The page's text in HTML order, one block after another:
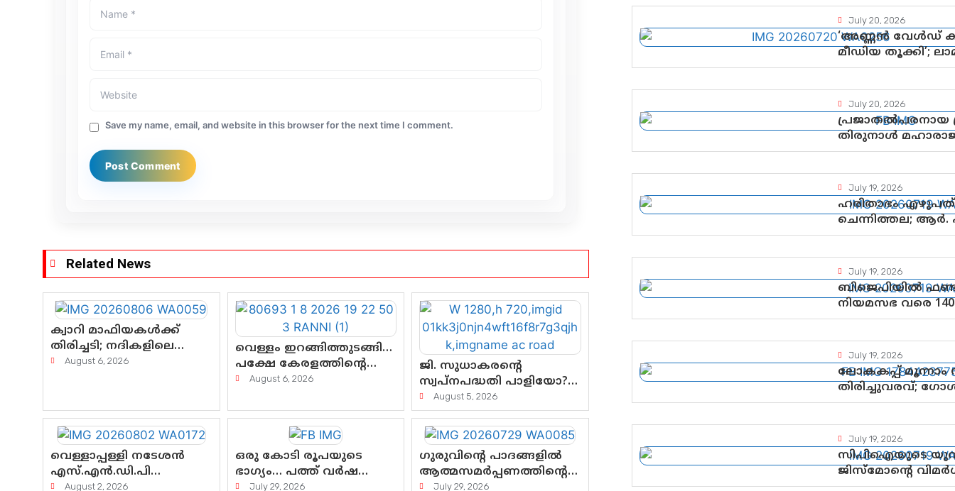
Save my name, email, and website in this browser for the next time I comment.
Related News
ക്വാറി മാഫിയകൾക്ക്
തിരിച്ചടി; നദികളിലെ
മണൽവാരൽ
August 6, 2026
വെള്ളം ഇറങ്ങിത്തുടങ്ങി…
പക്ഷേ കേരളത്തിന്റെ
കണ്ണീരൊലിപ്പ്
August 6, 2026
ജി. സുധാകരന്റെ
സ്വപ്നപദ്ധതി പാളിയോ?
എസി റോഡിന്റെ ആദ്യ
പ്രളയപരീക്ഷയിൽ
ഉയരുന്നത് ഗുരുതര
ചോദ്യങ്ങൾ
August 5, 2026
വെള്ളാപ്പള്ളി നടേശൻ
എസ്.എൻ.ഡി.പി
യോഗത്തെ ദുരുപയോഗം
August 2, 2026
ഒരു കോടി രൂപയുടെ
ഭാഗ്യം… പത്ത് വർഷത്തെ
ദുരിതം! കേരള ലോട്ടറി
July 29, 2026
ഗുരുവിന്റെ പാദങ്ങളിൽ
ആത്മസമർപ്പണത്തിന്റെ
പുണ്യദിനം; മാതാ
July 29, 2026
July 20, 2026
‘അണ്ണൻ വേൾഡ്
മീഡിയ തൂക്കി’;
July 20, 2026
പ്രജാതൽപരനായ
തിരുനാൾ
July 19, 2026
ഹരിതാഭം
ചെന്നിത്തല; ആർ.
ആഘോഷങ്ങൾക്ക്
July 19, 2026
ബിജെപിയിൽ
നിയമസഭ വരെ
July 19, 2026
ലോകകപ്പ് മൂന്നാം
തിരിച്ചുവരവ്;
July 19, 2026
സിപിഐയുടെ
ജിസ്മോന്റെ